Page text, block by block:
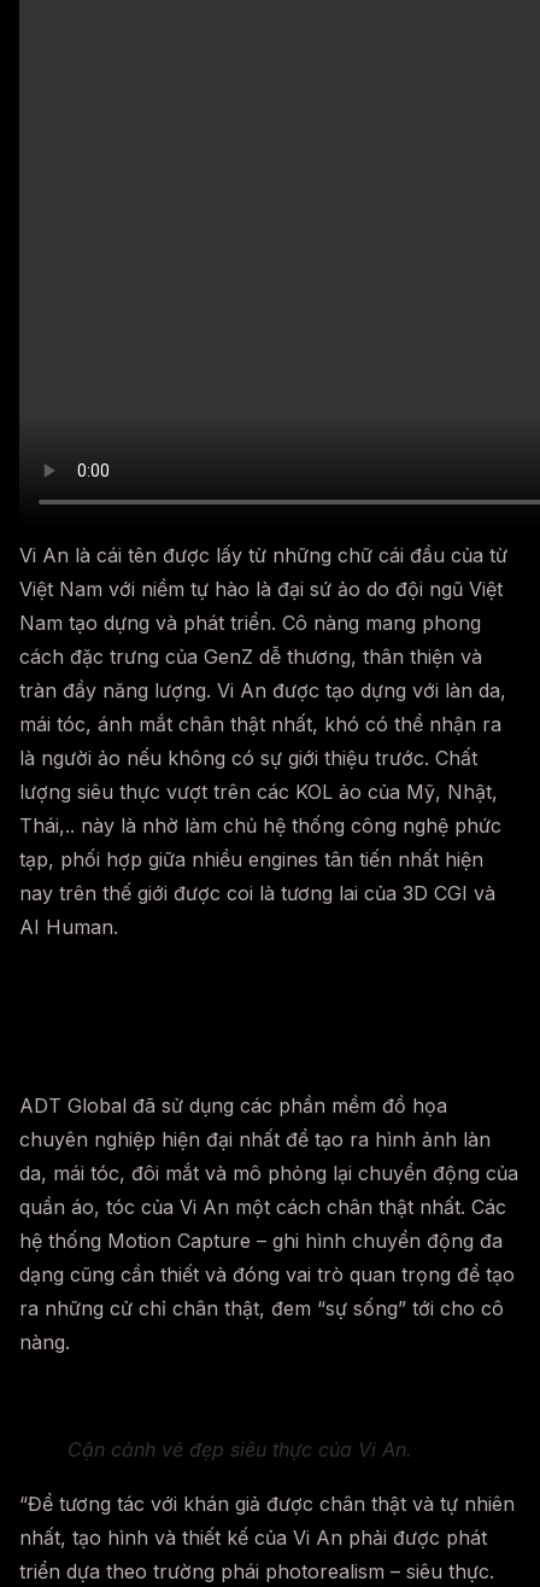
Vi An là cái tên được lấy từ những chữ cái đầu của từ
Việt Nam với niềm tự hào là đại sứ ảo do đội ngũ Việt
Nam tạo dựng và phát triển. Cô nàng mang phong
cách đặc trưng của GenZ dễ thương, thân thiện và
tràn đầy năng lượng. Vi An được tạo dựng với làn da,
mái tóc, ánh mắt chân thật nhất, khó có thể nhận ra
là người ảo nếu không có sự giới thiệu trước. Chất
lượng siêu thực vượt trên các KOL ảo của Mỹ, Nhật,
Thái,.. này là nhờ làm chủ hệ thống công nghệ phức
tạp, phối hợp giữa nhiều engines tân tiến nhất hiện
nay trên thế giới được coi là tương lai của 3D CGI và
AI Human.
ADT Global đã sử dụng các phần mềm đồ họa
chuyên nghiệp hiện đại nhất để tạo ra hình ảnh làn
da, mái tóc, đôi mắt và mô phỏng lại chuyển động của
quần áo, tóc của Vi An một cách chân thật nhất. Các
hệ thống Motion Capture – ghi hình chuyển động đa
dạng cũng cần thiết và đóng vai trò quan trọng để tạo
ra những cử chỉ chân thật, đem “sự sống” tới cho cô
nàng.
Cận cảnh vẻ đẹp siêu thực của Vi An.
“Để tương tác với khán giả được chân thật và tự nhiên
nhất, tạo hình và thiết kế của Vi An phải được phát
triển dựa theo trường phái photorealism – siêu thực.